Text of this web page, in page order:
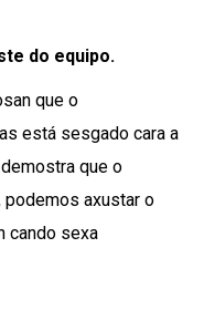
do equipo.
que o
está sesgado cara a
que o
podemos axustar o
cando sexa